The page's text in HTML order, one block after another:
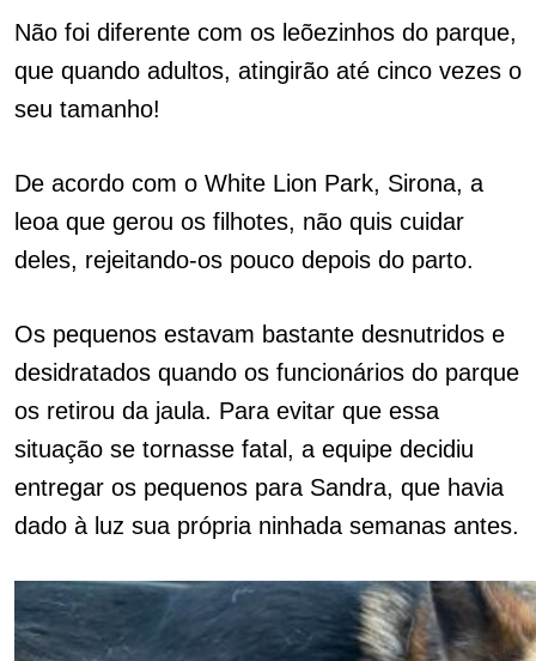
Não foi diferente com os leõezinhos do parque,
que quando adultos, atingirão até cinco vezes o
seu tamanho!
De acordo com o White Lion Park, Sirona, a
leoa que gerou os filhotes, não quis cuidar
deles, rejeitando-os pouco depois do parto.
Os pequenos estavam bastante desnutridos e
desidratados quando os funcionários do parque
os retirou da jaula. Para evitar que essa
situação se tornasse fatal, a equipe decidiu
entregar os pequenos para Sandra, que havia
dado à luz sua própria ninhada semanas antes.